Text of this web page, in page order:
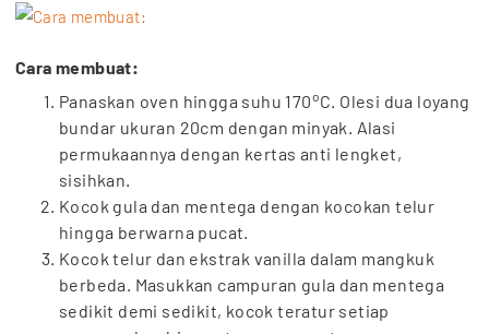
Cara membuat:
Panaskan oven hingga suhu 170oC. Olesi dua loyang
bundar ukuran 20cm dengan minyak. Alasi
permukaannya dengan kertas anti lengket,
sisihkan.
Kocok gula dan mentega dengan kocokan telur
hingga berwarna pucat.
Kocok telur dan ekstrak vanilla dalam mangkuk
berbeda. Masukkan campuran gula dan mentega
sedikit demi sedikit, kocok teratur setiap